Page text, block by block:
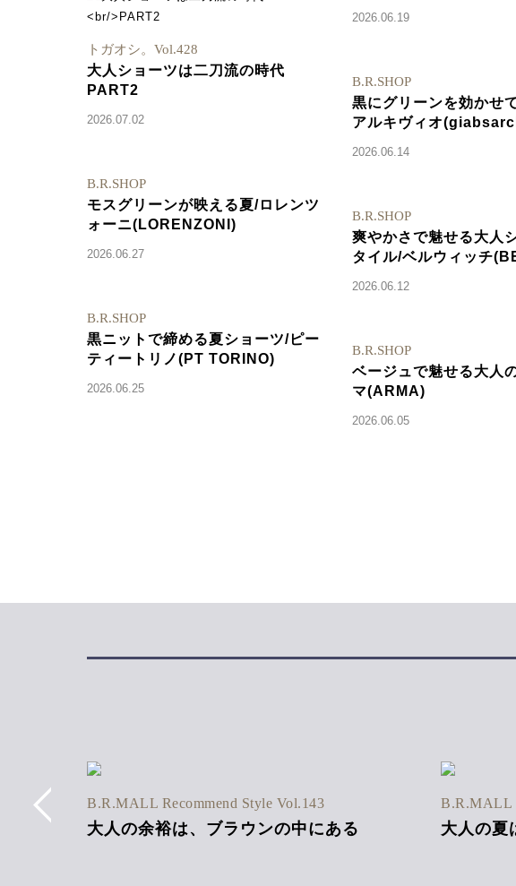
トガオシ。Vol.428
大人ショーツは二刀流の時代
PART2
2026.07.02
B.R.SHOP
モスグリーンが映える夏/ロレンツ
ォーニ(LORENZONI)
2026.06.27
B.R.SHOP
黒ニットで締める夏ショーツ/ピー
ティートリノ(PT TORINO)
2026.06.25
2026.06.19
B.R.SHOP
黒にグリーンを効かせ
アルキヴィオ
2026.06.14
B.R.SHOP
爽やかさで魅せる大人
タイル/ベルウィッチ
2026.06.12
B.R.SHOP
ベージュで魅せる大人
マ(ARMA)
2026.06.05
Vol.1
ン混
B.R.MALL Recommend Style Vol.143
大人の余裕は、ブラウンの中にある
B.R.MALL
大人の夏